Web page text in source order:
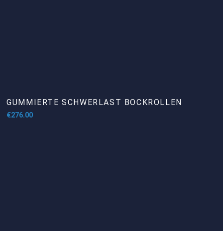
GUMMIERTE SCHWERLAST BOCKROLLEN
€276.00